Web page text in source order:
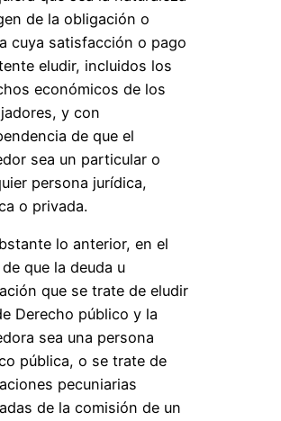
de la obligación o
cuya satisfacción o pago
eludir, incluidos los
económicos de los
y con
de que el
sea un particular o
persona jurídica,
o privada.
lo anterior, en el
que la deuda u
que se trate de eludir
Derecho público y la
sea una persona
pública, o se trate de
pecuniarias
de la comisión de un